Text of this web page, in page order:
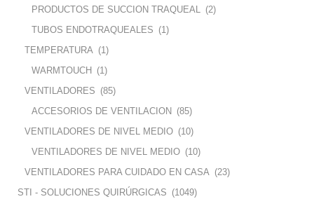
PRODUCTOS DE SUCCION TRAQUEAL
(2)
TUBOS ENDOTRAQUEALES (1)
TEMPERATURA (1)
WARMTOUCH
(1)
VENTILADORES (85)
ACCESORIOS DE VENTILACION
(85)
VENTILADORES DE NIVEL MEDIO (10)
VENTILADORES DE NIVEL MEDIO (10)
VENTILADORES PARA CUIDADO EN CASA (23)
STI - SOLUCIONES QUIRÚRGICAS (1049)